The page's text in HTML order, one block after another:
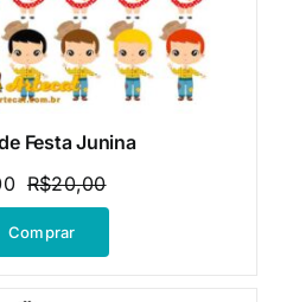
Festa Junina
R$20,00O
preço
era:
O
preço
é:
Comprar